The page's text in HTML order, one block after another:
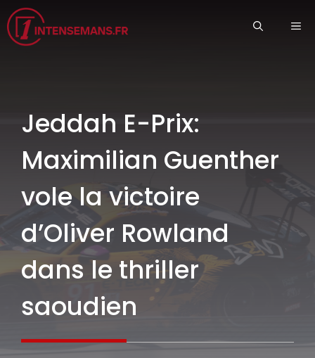
Aller
au
contenu
Jeddah E-Prix:
Maximilian Guenther
vole la victoire
d’Oliver Rowland
dans le thriller
saoudien